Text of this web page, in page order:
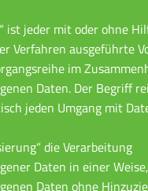
ist jeder mit oder ohne
Verfahren ausgeführte
im
Daten. Der Begriff
jeden Umgang mit
die Verarbeitung
Daten in einer
Daten ohne